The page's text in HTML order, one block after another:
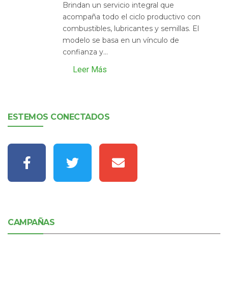
Brindan un servicio integral que
acompaña todo el ciclo productivo con
combustibles, lubricantes y semillas. El
modelo se basa en un vínculo de
confianza y...
Leer Más
ESTEMOS CONECTADOS
CAMPAÑAS